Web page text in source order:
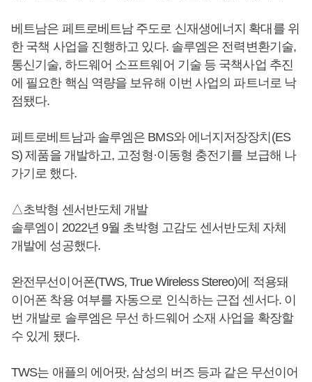
베트남은 페트로베트남 주도로 신재생에너지 확대를 위
한 국책 사업을 진행하고 있다. 솔루엠은 전력변환기술,
통신기술, 하드웨어 소프트웨어 기술 등 국책사업 추진
에 필요한 핵심 역량을 보유해 이번 사업의 파트너로 낙
점됐다.
페트로베트남과 솔루엠은 BMS와 에너지저장장치(ES
S) 제품을 개발하고, 고정형·이동형 충전기를 보급해 나
가기로 했다.
△초박형 센서반도체 개발
솔루엠이 2022년 9월 초박형 고감도 센서반도체 자체
개발에 성공했다.
완전무선이어폰(TWS, True Wireless Stereo)에 적용돼
이어폰 착용 여부를 자동으로 인식하는 근접 센서다. 이
번 개발로 솔루엠은 무선 하드웨어 소재 사업을 확장할
수 있게 됐다.
TWS는 애플의 에어팟, 삼성의 버즈 등과 같은 무선이어